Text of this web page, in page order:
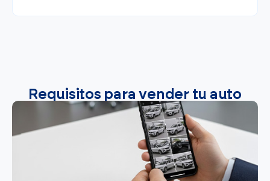
Requisitos para vender tu auto